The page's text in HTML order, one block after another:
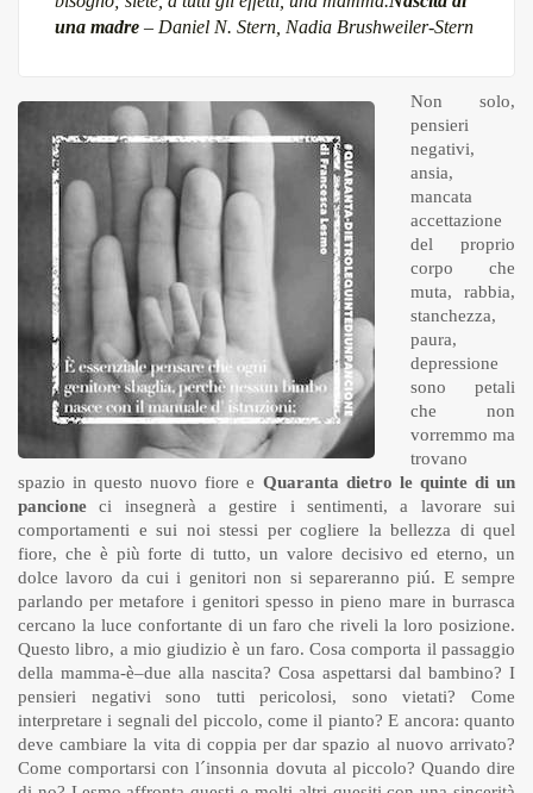
una madre – Daniel N. Stern, Nadia Brushweiler-Stern
Non solo,
pensieri
negativi,
ansia,
mancata
accettazione
del proprio
corpo che
muta, rabbia,
stanchezza,
paura,
depressione
sono petali
che non
vorremmo ma
trovano
spazio in questo nuovo fiore e Quaranta dietro le quinte di un
pancione ci insegnerà a gestire i sentimenti, a lavorare sui
comportamenti e sui noi stessi per cogliere la bellezza di quel
fiore, che è più forte di tutto, un valore decisivo ed eterno, un
dolce lavoro da cui i genitori non si separeranno piú. E sempre
parlando per metafore i genitori spesso in pieno mare in burrasca
cercano la luce confortante di un faro che riveli la loro posizione.
Questo libro, a mio giudizio è un faro. Cosa comporta il passaggio
della mamma-è–due alla nascita? Cosa aspettarsi dal bambino? I
pensieri negativi sono tutti pericolosi, sono vietati? Come
interpretare i segnali del piccolo, come il pianto? E ancora: quanto
deve cambiare la vita di coppia per dar spazio al nuovo arrivato?
Come comportarsi con l´insonnia dovuta al piccolo? Quando dire